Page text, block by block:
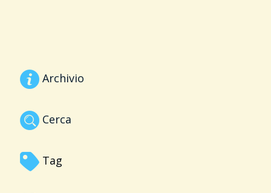
Archivio
Cerca
Tag